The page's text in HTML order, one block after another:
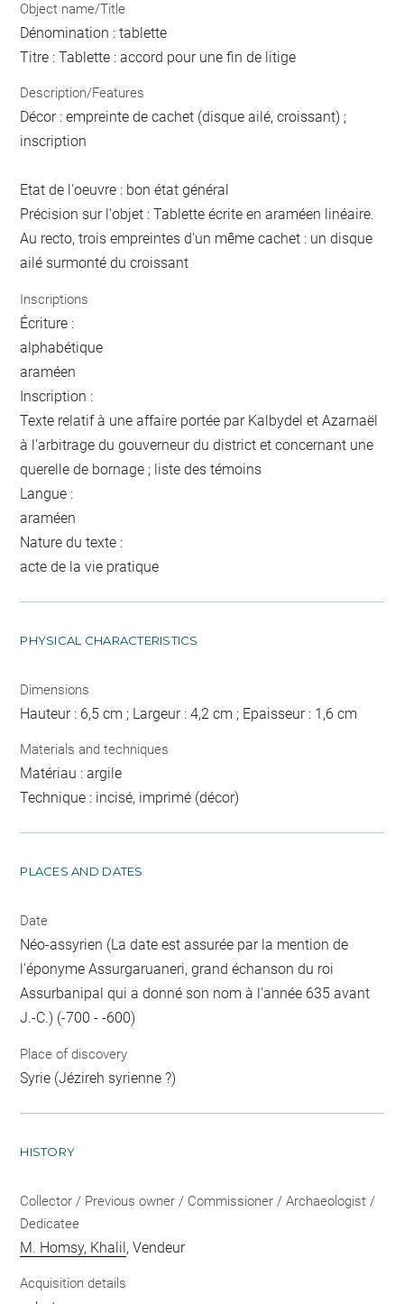
Object name/Title
Dénomination : tablette
Titre : Tablette : accord pour une fin de litige
Description/Features
Décor : empreinte de cachet (disque ailé, croissant) ;
inscription
Etat de l'oeuvre : bon état général
Précision sur l'objet : Tablette écrite en araméen linéaire.
Au recto, trois empreintes d'un même cachet : un disque
ailé surmonté du croissant
Inscriptions
Écriture :
alphabétique
araméen
Inscription :
Texte relatif à une affaire portée par Kalbydel et Azarnaël
à l'arbitrage du gouverneur du district et concernant une
querelle de bornage ; liste des témoins
Langue :
araméen
Nature du texte :
acte de la vie pratique
PHYSICAL CHARACTERISTICS
Dimensions
Hauteur : 6,5 cm ; Largeur : 4,2 cm ; Epaisseur : 1,6 cm
Materials and techniques
Matériau : argile
Technique : incisé, imprimé (décor)
PLACES AND DATES
Date
Néo-assyrien (La date est assurée par la mention de
l'éponyme Assurgaruaneri, grand échanson du roi
Assurbanipal qui a donné son nom à l'année 635 avant
J.-C.) (-700 - -600)
Place of discovery
Syrie (Jézireh syrienne ?)
HISTORY
Collector / Previous owner / Commissioner / Archaeologist /
Dedicatee
M. Homsy, Khalil, Vendeur
Acquisition details